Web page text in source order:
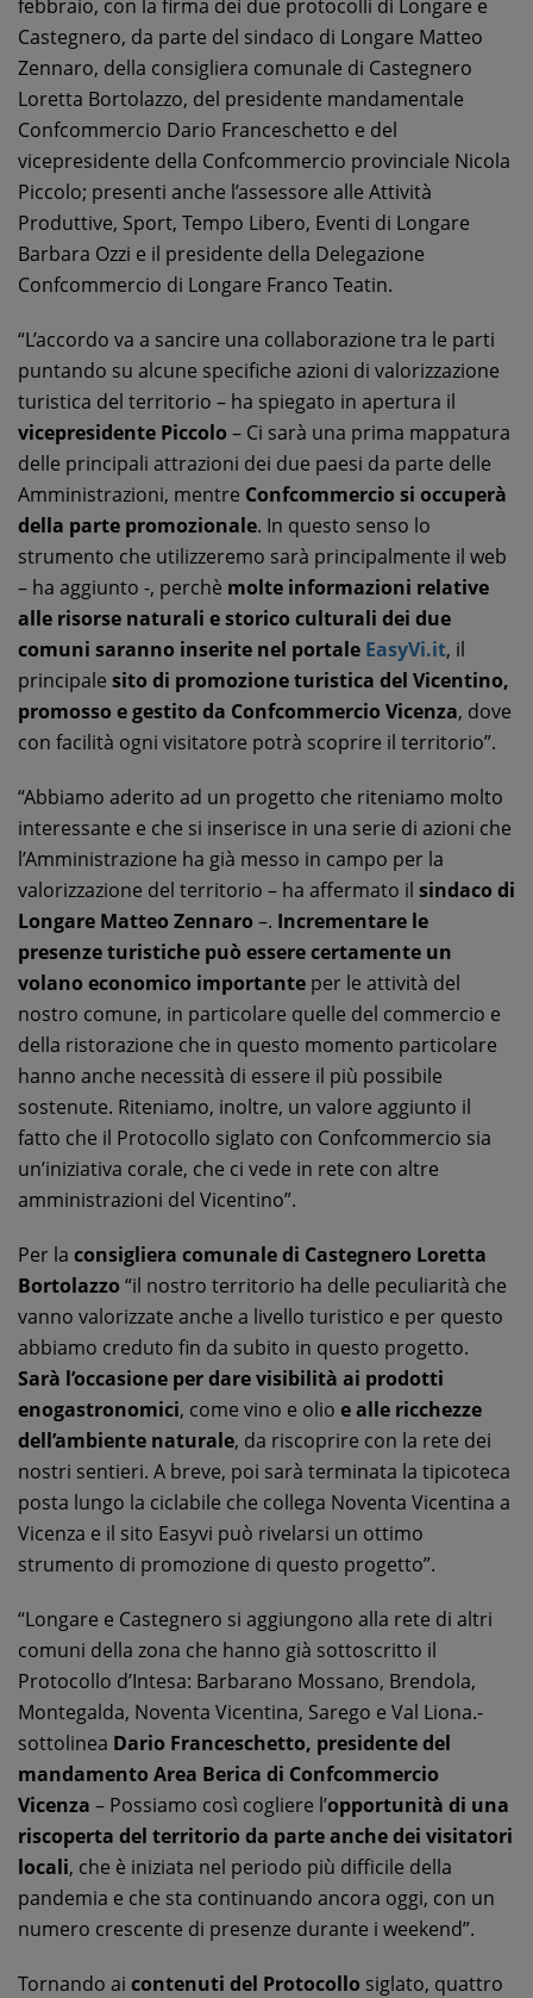
febbraio, con la firma dei due protocolli di Longare e
Castegnero, da parte del sindaco di Longare Matteo
Zennaro, della consigliera comunale di Castegnero
Loretta Bortolazzo, del presidente mandamentale
Confcommercio Dario Franceschetto e del
vicepresidente della Confcommercio provinciale Nicola
Piccolo; presenti anche l’assessore alle Attività
Produttive, Sport, Tempo Libero, Eventi di Longare
Barbara Ozzi e il presidente della Delegazione
Confcommercio di Longare Franco Teatin.
“L’accordo va a sancire una collaborazione tra le parti
puntando su alcune specifiche azioni di valorizzazione
turistica del territorio – ha spiegato in apertura il
vicepresidente Piccolo – Ci sarà una prima mappatura
delle principali attrazioni dei due paesi da parte delle
Amministrazioni, mentre Confcommercio si occuperà
della parte promozionale. In questo senso lo
strumento che utilizzeremo sarà principalmente il web
– ha aggiunto -, perchè molte informazioni relative
alle risorse naturali e storico culturali dei due
comuni saranno inserite nel portale EasyVi.it, il
principale sito di promozione turistica del Vicentino,
promosso e gestito da Confcommercio Vicenza, dove
con facilità ogni visitatore potrà scoprire il territorio”.
“Abbiamo aderito ad un progetto che riteniamo molto
interessante e che si inserisce in una serie di azioni che
l’Amministrazione ha già messo in campo per la
valorizzazione del territorio – ha affermato il sindaco di
Longare Matteo Zennaro –. Incrementare le
presenze turistiche può essere certamente un
volano economico importante per le attività del
nostro comune, in particolare quelle del commercio e
della ristorazione che in questo momento particolare
hanno anche necessità di essere il più possibile
sostenute. Riteniamo, inoltre, un valore aggiunto il
fatto che il Protocollo siglato con Confcommercio sia
un’iniziativa corale, che ci vede in rete con altre
amministrazioni del Vicentino”.
Per la consigliera comunale di Castegnero Loretta
Bortolazzo “il nostro territorio ha delle peculiarità che
vanno valorizzate anche a livello turistico e per questo
abbiamo creduto fin da subito in questo progetto.
Sarà l’occasione per dare visibilità ai prodotti
enogastronomici, come vino e olio e alle ricchezze
dell’ambiente naturale, da riscoprire con la rete dei
nostri sentieri. A breve, poi sarà terminata la tipicoteca
posta lungo la ciclabile che collega Noventa Vicentina a
Vicenza e il sito Easyvi può rivelarsi un ottimo
strumento di promozione di questo progetto”.
“Longare e Castegnero si aggiungono alla rete di altri
comuni della zona che hanno già sottoscritto il
Protocollo d’Intesa: Barbarano Mossano, Brendola,
Montegalda, Noventa Vicentina, Sarego e Val Liona.-
sottolinea Dario Franceschetto, presidente del
mandamento Area Berica di Confcommercio
Vicenza – Possiamo così cogliere l’opportunità di una
riscoperta del territorio da parte anche dei visitatori
locali, che è iniziata nel periodo più difficile della
pandemia e che sta continuando ancora oggi, con un
numero crescente di presenze durante i weekend”.
Tornando ai contenuti del Protocollo siglato, quattro